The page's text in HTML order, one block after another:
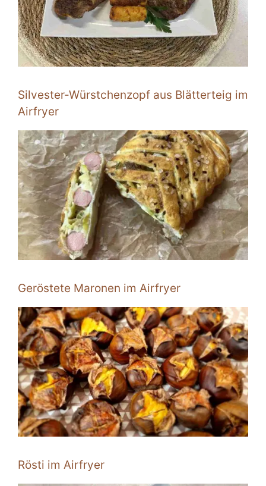
Silvester-Würstchenzopf aus Blätterteig im
Airfryer
Geröstete Maronen im Airfryer
Rösti im Airfryer